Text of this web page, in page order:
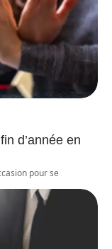
d’année en
pour se